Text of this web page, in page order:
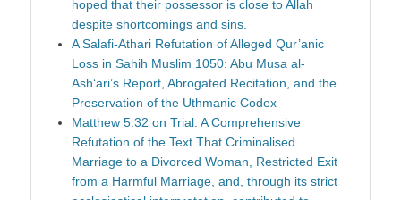
hoped that their possessor is close to Allah
despite shortcomings and sins.
A Salafi-Athari Refutation of Alleged Qur’anic
Loss in Sahih Muslim 1050: Abu Musa al-
Ash‘ari’s Report, Abrogated Recitation, and the
Preservation of the Uthmanic Codex
Matthew 5:32 on Trial: A Comprehensive
Refutation of the Text That Criminalised
Marriage to a Divorced Woman, Restricted Exit
from a Harmful Marriage, and, through its strict